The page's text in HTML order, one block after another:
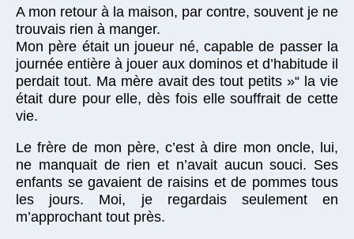
A mon retour à la maison, par contre, souvent je ne
trouvais rien à manger.
Mon père était un joueur né, capable de passer la
journée entière à jouer aux dominos et d’habitude il
perdait tout. Ma mère avait des tout petits »“ la vie
était dure pour elle, dès fois elle souffrait de cette
vie.
Le frère de mon père, c’est à dire mon oncle, lui,
ne manquait de rien et n’avait aucun souci. Ses
enfants se gavaient de raisins et de pommes tous
les jours. Moi, je regardais seulement en
m’approchant tout près.